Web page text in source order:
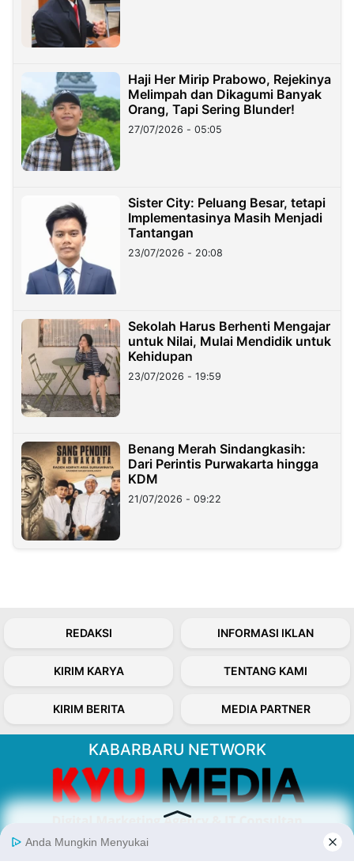
Haji Her Mirip Prabowo, Rejekinya
Melimpah dan Dikagumi Banyak
Orang, Tapi Sering Blunder!
27/07/2026 - 05:05
Sister City: Peluang Besar, tetapi
Implementasinya Masih Menjadi
Tantangan
23/07/2026 - 20:08
Sekolah Harus Berhenti Mengajar
untuk Nilai, Mulai Mendidik untuk
Kehidupan
23/07/2026 - 19:59
Benang Merah Sindangkasih:
Dari Perintis Purwakarta hingga
KDM
21/07/2026 - 09:22
REDAKSI INFORMASI IKLAN
KIRIM KARYA TENTANG KAMI
KIRIM BERITA MEDIA PARTNER
KABARBARU NETWORK
About Our Kabarbaru.co